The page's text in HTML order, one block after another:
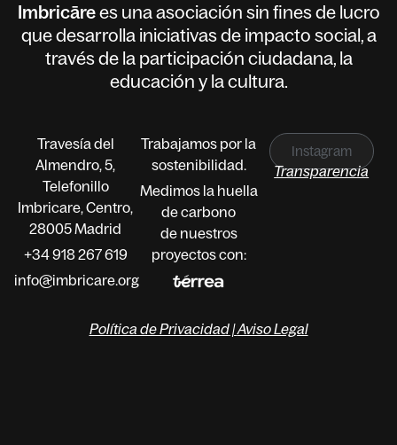
Imbricārees una asociación sin fines de lucro
que desarrolla iniciativas de impacto social, a
través de la participación ciudadana, la
educación y la cultura.
Travesía del
Almendro, 5,
Telefonillo
Imbricare, Centro,
28005 Madrid
+34 918 267 619
info@imbricare.org
Trabajamos por la
sostenibilidad.
Medimos la huella
de carbono
de nuestros
proyectos con:
Instagram
Transparencia
Política de Privacidad|Aviso Legal